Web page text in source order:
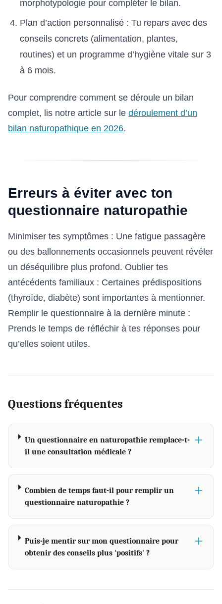
morphotypologie pour compléter le bilan.
Plan d’action personnalisé : Tu repars avec des
conseils concrets (alimentation, plantes,
routines) et un programme d’hygiène vitale sur 3
à 6 mois.
Pour comprendre comment se déroule un bilan
complet, lis notre article sur le déroulement d’un
bilan naturopathique en 2026.
Erreurs à éviter avec ton
questionnaire naturopathie
Minimiser tes symptômes : Une fatigue passagère
ou des ballonnements occasionnels peuvent révéler
un déséquilibre plus profond. Oublier tes
antécédents familiaux : Certaines prédispositions
(thyroïde, diabète) sont importantes à mentionner.
Remplir le questionnaire à la dernière minute :
Prends le temps de réfléchir à tes réponses pour
qu’elles soient utiles.
Questions fréquentes
Un questionnaire en naturopathie remplace-t-
il une consultation médicale ?
Combien de temps faut-il pour remplir un
questionnaire naturopathie ?
Puis-je mentir sur mon questionnaire pour
obtenir des conseils plus 'positifs' ?